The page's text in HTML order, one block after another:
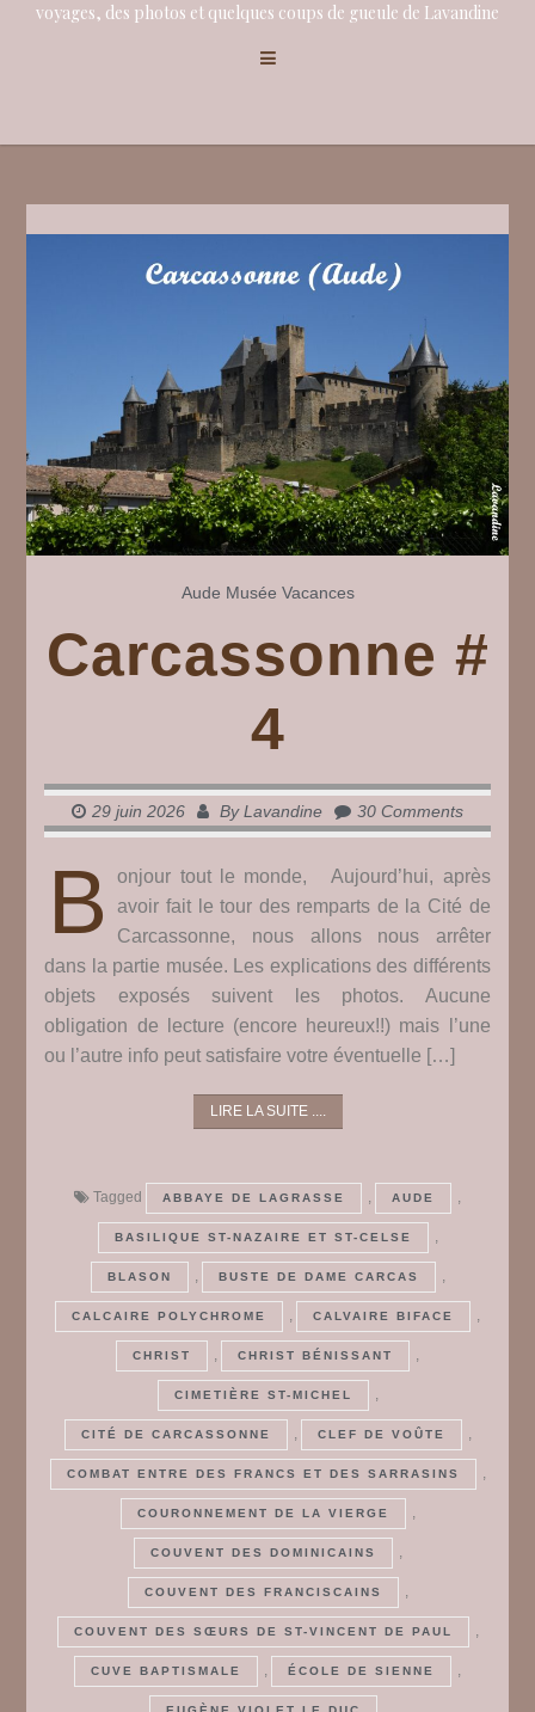
voyages, des photos et quelques coups de gueule de Lavandine
Aude Musée Vacances
Carcassonne #
4
29 juin 2026 ByLavandine 30 Comments
B
onjour tout le monde, Aujourd’hui, après
avoir fait le tour des remparts de la Cité de
Carcassonne, nous allons nous arrêter
dans la partie musée. Les explications des différents
objets exposés suivent les photos. Aucune
obligation de lecture (encore heureux!!) mais l’une
ou l’autre info peut satisfaire votre éventuelle […]
LIRE LA SUITE ....
Tagged ABBAYE DE LAGRASSE , AUDE ,
BASILIQUE ST-NAZAIRE ET ST-CELSE ,
BLASON , BUSTE DE DAME CARCAS ,
CALCAIRE POLYCHROME , CALVAIRE BIFACE ,
CHRIST , CHRIST BÉNISSANT ,
CIMETIÈRE ST-MICHEL ,
CITÉ DE CARCASSONNE , CLEF DE VOÛTE ,
COMBAT ENTRE DES FRANCS ET DES SARRASINS ,
COURONNEMENT DE LA VIERGE ,
COUVENT DES DOMINICAINS ,
COUVENT DES FRANCISCAINS ,
COUVENT DES SŒURS DE ST-VINCENT DE PAUL ,
CUVE BAPTISMALE , ÉCOLE DE SIENNE ,